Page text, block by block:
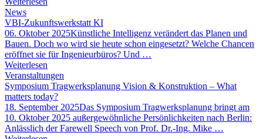
News
VBI-Zukunftswerkstatt KI
06. Oktober 2025Künstliche Intelligenz verändert das Planen und
Bauen. Doch wo wird sie heute schon eingesetzt? Welche Chancen
eröffnet sie für Ingenieurbüros? Und …
Weiterlesen
Veranstaltungen
Symposium Tragwerksplanung Vision & Konstruktion – What
matters today?
18. September 2025Das Symposium Tragwerksplanung bringt am
10. Oktober 2025 außergewöhnliche Persönlichkeiten nach Berlin:
Anlässlich der Farewell Speech von Prof. Dr.-Ing. Mike …